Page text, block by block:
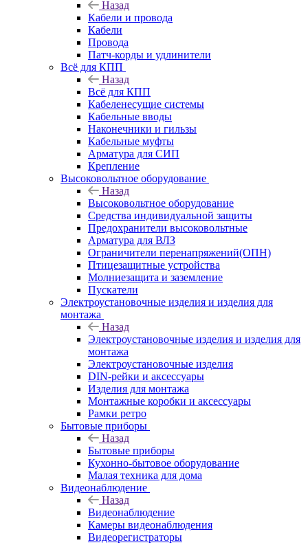
Назад
Кабели и провода
Кабели
Провода
Патч-корды и удлинители
Всё для КПП
Назад
Всё для КПП
Кабеленесущие системы
Кабельные вводы
Наконечники и гильзы
Кабельные муфты
Арматура для СИП
Крепление
Высоковольтное оборудование
Назад
Высоковольтное оборудование
Средства индивидуальной защиты
Предохранители высоковольтные
Арматура для ВЛЗ
Ограничители перенапряжений(ОПН)
Птицезащитные устройства
Молниезащита и заземление
Пускатели
Электроустановочные изделия и изделия для
монтажа
Назад
Электроустановочные изделия и изделия для
монтажа
Электроустановочные изделия
DIN-рейки и аксессуары
Изделия для монтажа
Монтажные коробки и аксессуары
Рамки ретро
Бытовые приборы
Назад
Бытовые приборы
Кухонно-бытовое оборудование
Малая техника для дома
Видеонаблюдение
Назад
Видеонаблюдение
Камеры видеонаблюдения
Видеорегистраторы